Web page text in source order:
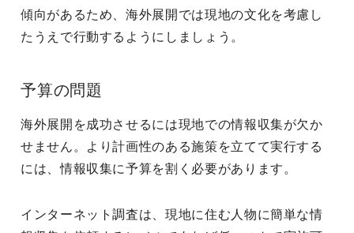
傾向があるため、海外展開では現地の文化を考慮し
たうえで行動するようにしましょう。
予算の問題
海外展開を成功させるには現地での情報収集が欠か
せません。より計画性のある施策を立てて実行する
には、情報収集に予算を割く必要があります。
インターネット調査は、現地に住む人物に簡単な情